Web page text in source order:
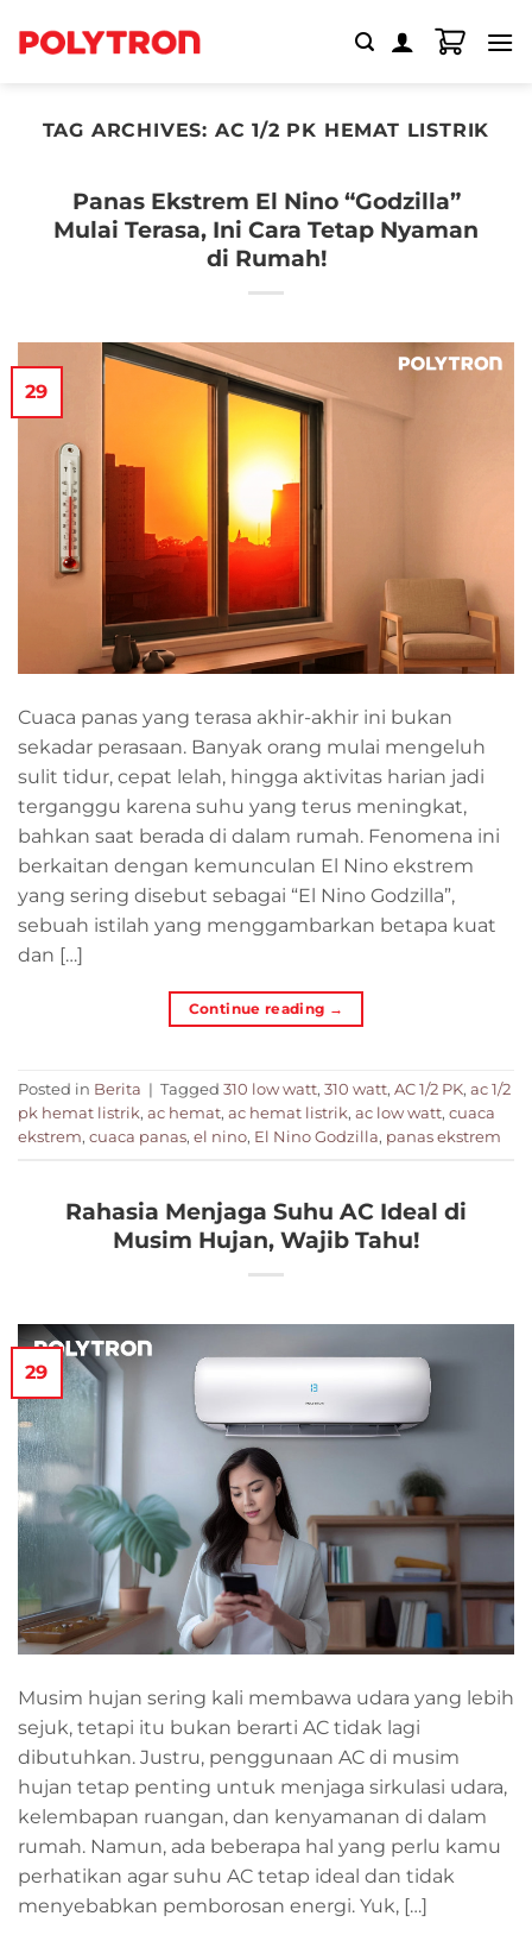
TAG ARCHIVES: AC 1/2 PK HEMAT LISTRIK
Panas Ekstrem El Nino “Godzilla”
Mulai Terasa, Ini Cara Tetap Nyaman
di Rumah!
29
Cuaca panas yang terasa akhir-akhir ini bukan
sekadar perasaan. Banyak orang mulai mengeluh
sulit tidur, cepat lelah, hingga aktivitas harian jadi
terganggu karena suhu yang terus meningkat,
bahkan saat berada di dalam rumah. Fenomena ini
berkaitan dengan kemunculan El Nino ekstrem
yang sering disebut sebagai “El Nino Godzilla”,
sebuah istilah yang menggambarkan betapa kuat
dan […]
Continue reading →
Posted in Berita | Tagged 310 low watt, 310 watt, AC 1/2 PK, ac 1/2
pk hemat listrik, ac hemat, ac hemat listrik, ac low watt, cuaca
ekstrem, cuaca panas, el nino, El Nino Godzilla, panas ekstrem
Rahasia Menjaga Suhu AC Ideal di
Musim Hujan, Wajib Tahu!
29
Musim hujan sering kali membawa udara yang lebih
sejuk, tetapi itu bukan berarti AC tidak lagi
dibutuhkan. Justru, penggunaan AC di musim
hujan tetap penting untuk menjaga sirkulasi udara,
kelembapan ruangan, dan kenyamanan di dalam
rumah. Namun, ada beberapa hal yang perlu kamu
perhatikan agar suhu AC tetap ideal dan tidak
menyebabkan pemborosan energi. Yuk, […]